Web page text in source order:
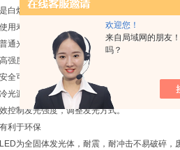
欢迎您！
来自局域网的朋友
吗？
是白炽灯泡的八分之一，荧光灯的二分之一。
使用寿命长
普通光源采用电子光场辐射发光，灯丝发光易
高强度机械冲击和震动，不易破碎，理论寿命可
安全可靠性强
冷光源，无热辐射，能控制光型以及发光角度
效控制发光强度，调整发光方式。
有利于环保
LED为全固体发光体，耐震，耐冲击不易破碎，